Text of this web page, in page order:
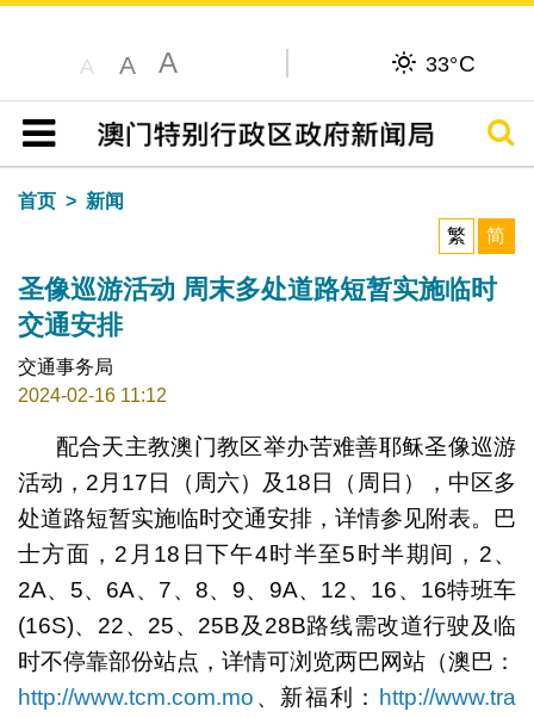
A A A 33°C
目录
搜寻
首页
新闻
繁
简
圣像巡游活动 周末多处道路短暂实施临时
交通安排
交通事务局
2024-02-16 11:12
配合天主教澳门教区举办苦难善耶稣圣像巡游
活动，2月17日（周六）及18日（周日），中区多
处道路短暂实施临时交通安排，详情参见附表。巴
士方面，2月18日下午4时半至5时半期间，2、
2A、5、6A、7、8、9、9A、12、16、16特班车
(16S)、22、25、25B及28B路线需改道行驶及临
时不停靠部份站点，详情可浏览两巴网站（澳巴：
http://www.tcm.com.mo 、新福利： http://www.tra